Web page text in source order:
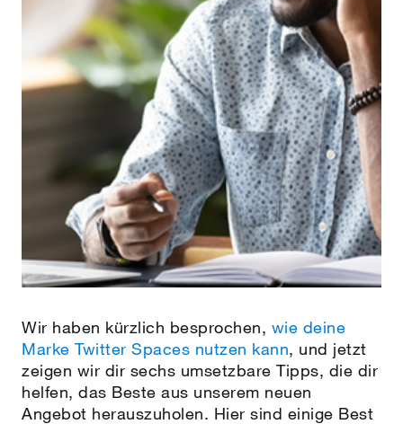
Wir haben kürzlich besprochen, wie deine
Marke Twitter Spaces nutzen kann, und jetzt
zeigen wir dir sechs umsetzbare Tipps, die dir
helfen, das Beste aus unserem neuen
Angebot herauszuholen. Hier sind einige Best